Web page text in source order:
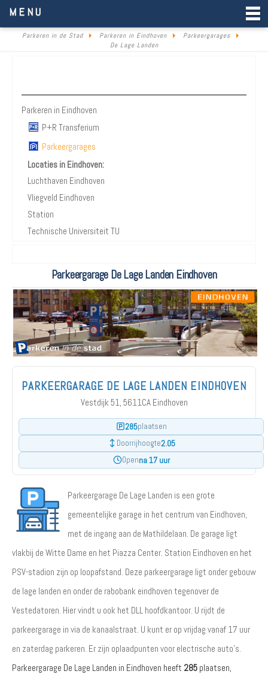
MENU
Parkeren in de Stad Parkeren in Eindhoven
Parkeergarages
De Lage Landen
Parkeren in Eindhoven
P+R Transferium
Parkeergarages
Locaties in Eindhoven:
Luchthaven Eindhoven
Vliegveld Eindhoven
Station
Technische Universiteit TU
Parkeergarage De Lage Landen Eindhoven
PARKEERGARAGE DE LAGE LANDEN EINDHOVEN
Vestdijk 51, 5611CA Eindhoven
285plaatsen
Doorrijhoogte2.05
Openna 17 uur
Parkeergarage De Lage Landen is een grote
gemeentelijke garage in het centrum van Eindhoven,
met de ingang aan de Mathildelaan. De garage ligt
vlakbij de Witte Dame en het Piazza Center. Station Eindhoven en het
PSV-stadion zijn op loopafstand. Deze parkeergarage ligt onder gebouw
de lage landen en onder de rabobank eindhoven tegenover de
Vestedatoren. Hier vindt u ook het DLL hoofdkantoor. U rijdt de
parkeergarage in via de kanaalstraat. U kunt er op vrijdag vanaf 17 uur
en zaterdag parkeren. Er zijn oplaadpunten voor electrische auto's.
Parkeergarage De Lage Landen in Eindhoven heeft 285 plaatsen,